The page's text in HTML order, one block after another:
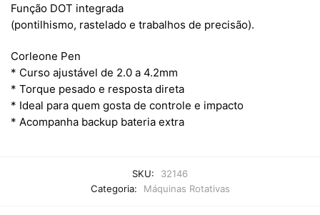
Função DOT integrada
(pontilhismo, rastelado e trabalhos de precisão).
Corleone Pen
* Curso ajustável de 2.0 a 4.2mm
* Torque pesado e resposta direta
* Ideal para quem gosta de controle e impacto
* Acompanha backup bateria extra
SKU:
32146
Categoria:
Máquinas Rotativas